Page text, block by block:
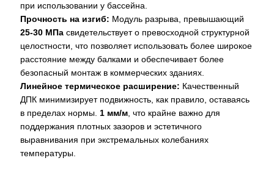
при использовании у бассейна.
Прочность на изгиб: Модуль разрыва, превышающий
25-30 МПа свидетельствует о превосходной структурной
целостности, что позволяет использовать более широкое
расстояние между балками и обеспечивает более
безопасный монтаж в коммерческих зданиях.
Линейное термическое расширение: Качественный
ДПК минимизирует подвижность, как правило, оставаясь
в пределах нормы. 1 мм/м , что крайне важно для
поддержания плотных зазоров и эстетичного
выравнивания при экстремальных колебаниях
температуры.